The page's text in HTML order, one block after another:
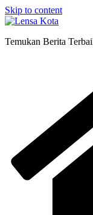
Skip to content
Temukan Berita